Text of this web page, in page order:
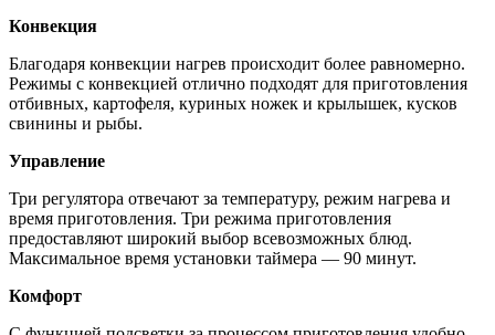
Конвекция
Благодаря конвекции нагрев происходит более равномерно.
Режимы с конвекцией отлично подходят для приготовления
отбивных, картофеля, куриных ножек и крылышек, кусков
свинины и рыбы.
Управление
Три регулятора отвечают за температуру, режим нагрева и
время приготовления. Три режима приготовления
предоставляют широкий выбор всевозможных блюд.
Максимальное время установки таймера — 90 минут.
Комфорт